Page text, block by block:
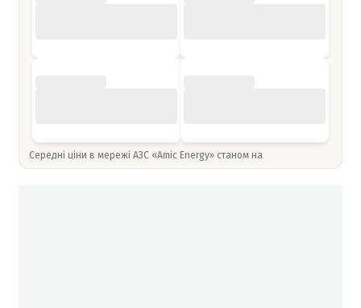
Середні ціни в мережі АЗС «Amic Energy» станом на